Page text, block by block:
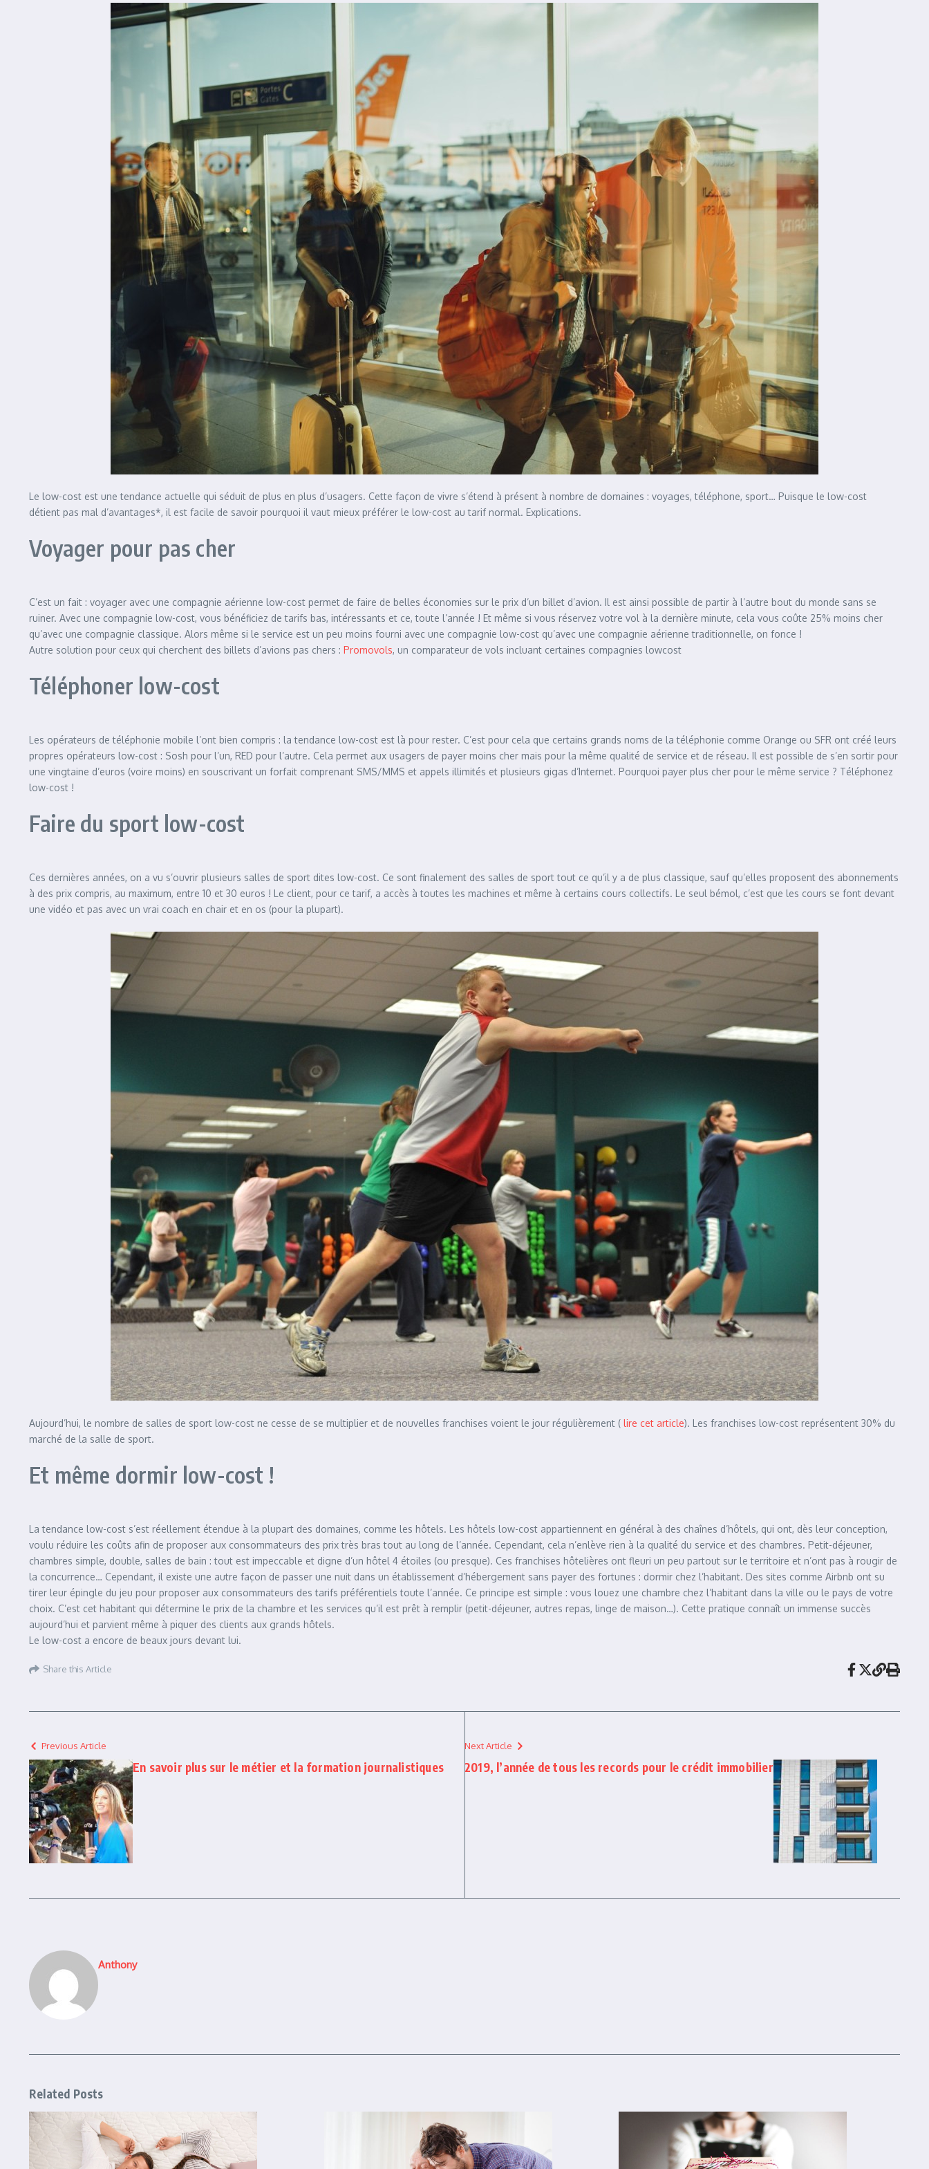
Le low-cost est une tendance actuelle qui séduit de plus en plus d’usagers. Cette façon de vivre s’étend à présent à nombre de domaines : voyages, téléphone, sport… Puisque le low-cost
détient pas mal d’avantages*, il est facile de savoir pourquoi il vaut mieux préférer le low-cost au tarif normal. Explications.
Voyager pour pas cher
C’est un fait : voyager avec une compagnie aérienne low-cost permet de faire de belles économies sur le prix d’un billet d’avion. Il est ainsi possible de partir à l’autre bout du monde sans se
ruiner. Avec une compagnie low-cost, vous bénéficiez de tarifs bas, intéressants et ce, toute l’année ! Et même si vous réservez votre vol à la dernière minute, cela vous coûte 25% moins cher
qu’avec une compagnie classique. Alors même si le service est un peu moins fourni avec une compagnie low-cost qu’avec une compagnie aérienne traditionnelle, on fonce !
Autre solution pour ceux qui cherchent des billets d’avions pas chers : Promovols, un comparateur de vols incluant certaines compagnies lowcost
Téléphoner low-cost
Les opérateurs de téléphonie mobile l’ont bien compris : la tendance low-cost est là pour rester. C’est pour cela que certains grands noms de la téléphonie comme Orange ou SFR ont créé leurs
propres opérateurs low-cost : Sosh pour l’un, RED pour l’autre. Cela permet aux usagers de payer moins cher mais pour la même qualité de service et de réseau. Il est possible de s’en sortir pour
une vingtaine d’euros (voire moins) en souscrivant un forfait comprenant SMS/MMS et appels illimités et plusieurs gigas d’Internet. Pourquoi payer plus cher pour le même service ? Téléphonez
low-cost !
Faire du sport low-cost
Ces dernières années, on a vu s’ouvrir plusieurs salles de sport dites low-cost. Ce sont finalement des salles de sport tout ce qu’il y a de plus classique, sauf qu’elles proposent des abonnements
à des prix compris, au maximum, entre 10 et 30 euros ! Le client, pour ce tarif, a accès à toutes les machines et même à certains cours collectifs. Le seul bémol, c’est que les cours se font devant
une vidéo et pas avec un vrai coach en chair et en os (pour la plupart).
Aujourd’hui, le nombre de salles de sport low-cost ne cesse de se multiplier et de nouvelles franchises voient le jour régulièrement ( lire cet article). Les franchises low-cost représentent 30% du
marché de la salle de sport.
Et même dormir low-cost !
La tendance low-cost s’est réellement étendue à la plupart des domaines, comme les hôtels. Les hôtels low-cost appartiennent en général à des chaînes d’hôtels, qui ont, dès leur conception,
voulu réduire les coûts afin de proposer aux consommateurs des prix très bras tout au long de l’année. Cependant, cela n’enlève rien à la qualité du service et des chambres. Petit-déjeuner,
chambres simple, double, salles de bain : tout est impeccable et digne d’un hôtel 4 étoiles (ou presque). Ces franchises hôtelières ont fleuri un peu partout sur le territoire et n’ont pas à rougir de
la concurrence… Cependant, il existe une autre façon de passer une nuit dans un établissement d’hébergement sans payer des fortunes : dormir chez l’habitant. Des sites comme Airbnb ont su
tirer leur épingle du jeu pour proposer aux consommateurs des tarifs préférentiels toute l’année. Ce principe est simple : vous louez une chambre chez l’habitant dans la ville ou le pays de votre
choix. C’est cet habitant qui détermine le prix de la chambre et les services qu’il est prêt à remplir (petit-déjeuner, autres repas, linge de maison…). Cette pratique connaît un immense succès
aujourd’hui et parvient même à piquer des clients aux grands hôtels.
Le low-cost a encore de beaux jours devant lui.
Share this Article
Previous Article
En savoir plus sur le métier et la formation journalistiques
Next Article
2019, l’année de tous les records pour le crédit immobilier
Anthony
Related Posts